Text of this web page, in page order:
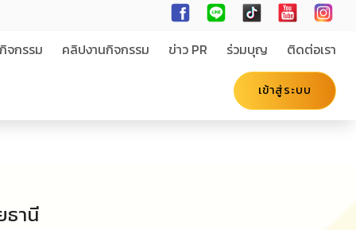
จกรรม คลิปงานกิจกรรม ข่าว PR ร่วมบุญ ติดต่อเรา
เข้าสู่ระบบ
ธานี